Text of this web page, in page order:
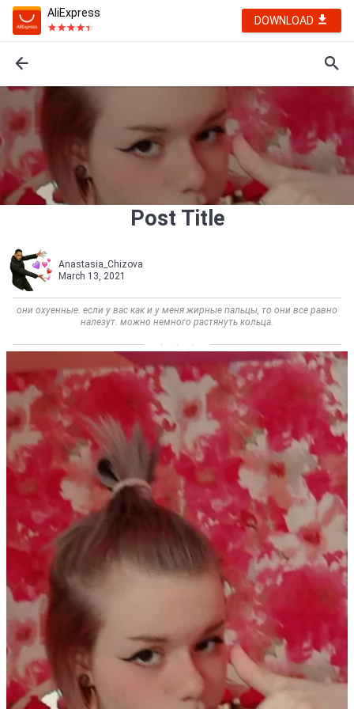
AliExpress
DOWNLOAD
Post Title
Anastasia_Chizova
March 13, 2021
они охуенные. если у вас как и у меня жирные пальцы, то они все равно
налезут. можно немного растянуть кольца.